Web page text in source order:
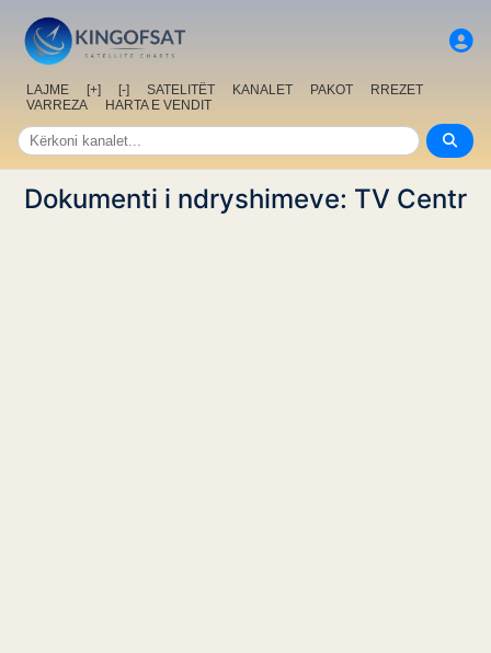
LAJME [+] [-] SATELITËT KANALET PAKOT
RREZET
VARREZA
HARTA E VENDIT
Dokumenti i ndryshimeve: TV Centr